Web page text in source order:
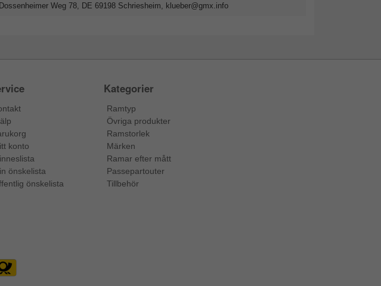
Weg 78, DE 69198 Schriesheim, klueber@gmx.info
konto
önskelista
önskelista
Kategorier
Ramtyp
Övriga produkter
Ramstorlek
Märken
Ramar efter mått
Passepartouter
Tillbehör